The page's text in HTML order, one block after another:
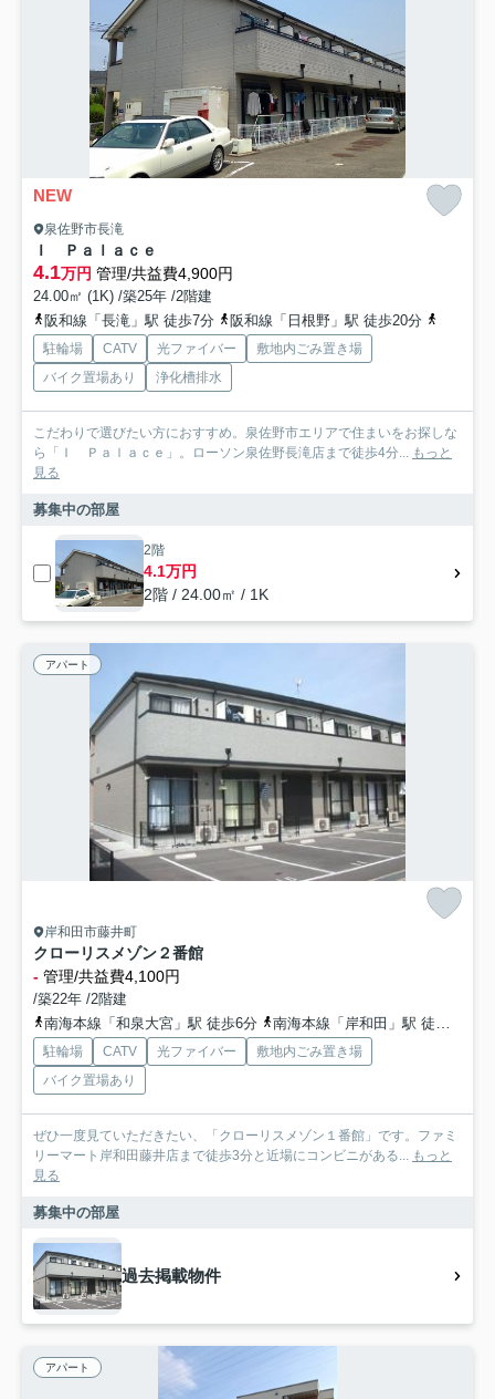
NEW
泉佐野市長滝
Ｉ Ｐａｌａｃｅ
4.1万円 管理/共益費4,900円
24.00㎡ (1K) /築25年 /2階建
阪和線「長滝」駅 徒歩7分
阪和線「日根野」駅 徒歩20分
駐輪場 CATV 光ファイバー
敷地内ごみ置き場
バイク置場あり
浄化槽排水
こだわりで選びたい方におすすめ。泉佐野市エリアで住まいをお探しな
ら「Ｉ Ｐａｌａｃｅ」。ローソン泉佐野長滝店まで徒歩4分... もっと
見る
募集中の部屋
2階
4.1万円
2階 / 24.00㎡ / 1K
アパート
岸和田市藤井町
クローリスメゾン２番館
- 管理/共益費4,100円
/築22年 /2階建
南海本線「和泉大宮」駅 徒歩6分
南海本線「岸和田」駅 徒歩10分
駐輪場 CATV 光ファイバー
敷地内ごみ置き場
バイク置場あり
ぜひ一度見ていただきたい、「クローリスメゾン１番館」です。ファミ
リーマート岸和田藤井店まで徒歩3分と近場にコンビニがある... もっと
見る
募集中の部屋
過去掲載物件
アパート